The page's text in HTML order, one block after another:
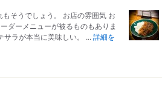
そうでしょう。 お店の雰囲気 お
ダーメニューが被るものもありま
ラが本当に美味しい。 ... 詳細を